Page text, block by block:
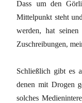
Dass um den
Mittelpunkt steht
werden, hat
Zuschreibungen,
Schließlich gibt es
denen mit Drogen
solches